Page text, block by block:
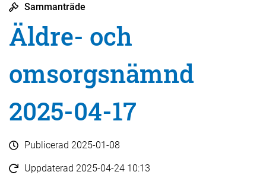
Sammanträde
Äldre- och
omsorgsnämnd
2025-04-17
Publicerad 2025-01-08
Uppdaterad 2025-04-24 10:13